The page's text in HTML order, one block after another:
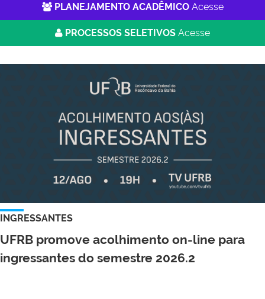
PLANEJAMENTO ACADÊMICO Acesse
PROCESSOS SELETIVOS Acesse
INGRESSANTES
UFRB promove acolhimento on-line para
ingressantes do semestre 2026.2